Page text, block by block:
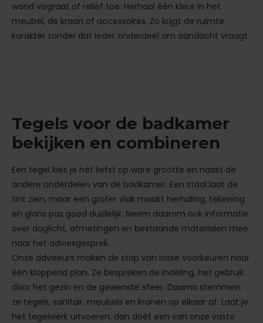
wand visgraat of reliëf toe. Herhaal één kleur in het
meubel, de kraan of accessoires. Zo krijgt de ruimte
karakter zonder dat ieder onderdeel om aandacht vraagt.
Tegels voor de badkamer
bekijken en combineren
Een tegel kies je het liefst op ware grootte en naast de
andere onderdelen van de badkamer. Een staal laat de
tint zien, maar een groter vlak maakt herhaling, tekening
en glans pas goed duidelijk. Neem daarom ook informatie
over daglicht, afmetingen en bestaande materialen mee
naar het adviesgesprek.
Onze adviseurs maken de stap van losse voorkeuren naar
één kloppend plan. Ze bespreken de indeling, het gebruik
door het gezin en de gewenste sfeer. Daarna stemmen
ze tegels, sanitair, meubels en kranen op elkaar af. Laat je
het tegelwerk uitvoeren, dan doet een van onze vaste